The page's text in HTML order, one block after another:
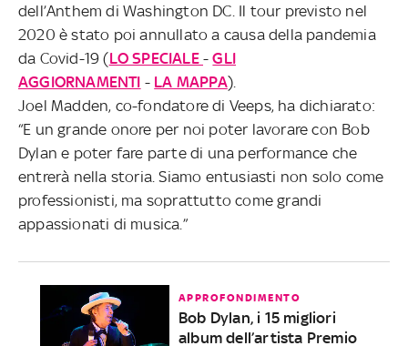
dell’Anthem di Washington DC. Il tour previsto nel
2020 è stato poi annullato a causa della pandemia
da Covid-19 (LO SPECIALE-GLI
AGGIORNAMENTI - LA MAPPA).
Joel Madden, co-fondatore di Veeps, ha dichiarato:
“E un grande onore per noi poter lavorare con Bob
Dylan e poter fare parte di una performance che
entrerà nella storia. Siamo entusiasti non solo come
professionisti, ma soprattutto come grandi
appassionati di musica.”
APPROFONDIMENTO
Bob Dylan, i 15 migliori
album dell’artista Premio